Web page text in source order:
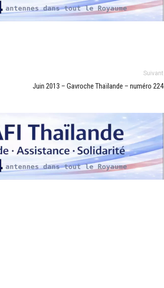
Suivant
Juin 2013 – Gavroche Thaïlande – numéro 224